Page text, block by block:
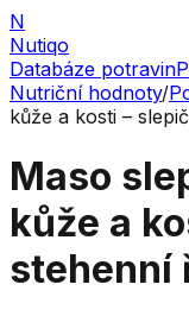
N
Nutiqo
Databáze potravin
Nutriční hodnoty/
kůže a kosti –
Maso
kůže a
stehenní